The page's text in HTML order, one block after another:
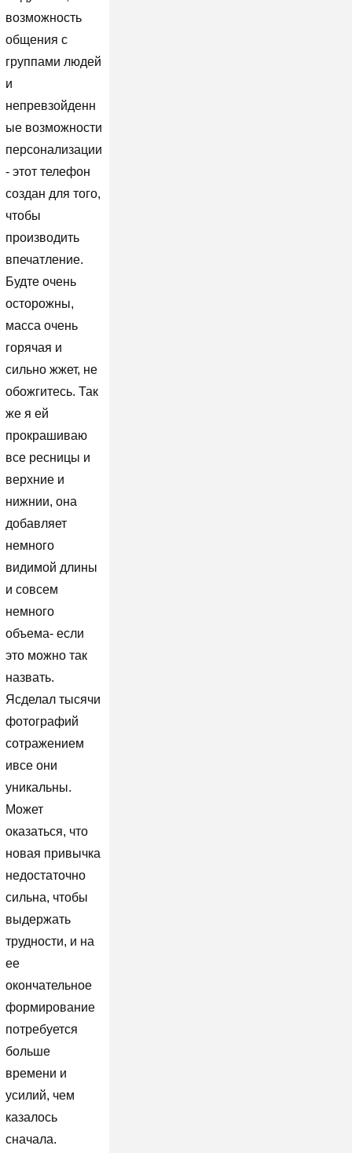
возможность
общения с
группами людей
и
непревзойденн
ые возможности
персонализации
- этот телефон
создан для того,
чтобы
производить
впечатление.
Будте очень
осторожны,
масса очень
горячая и
сильно жжет, не
обожгитесь. Так
же я ей
прокрашиваю
все ресницы и
верхние и
нижнии, она
добавляет
немного
видимой длины
и совсем
немного
объема- если
это можно так
назвать.
Ясделал тысячи
фотографий
сотражением
ивсе они
уникальны.
Может
оказаться, что
новая привычка
недостаточно
сильна, чтобы
выдержать
трудности, и на
ее
окончательное
формирование
потребуется
больше
времени и
усилий, чем
казалось
сначала.